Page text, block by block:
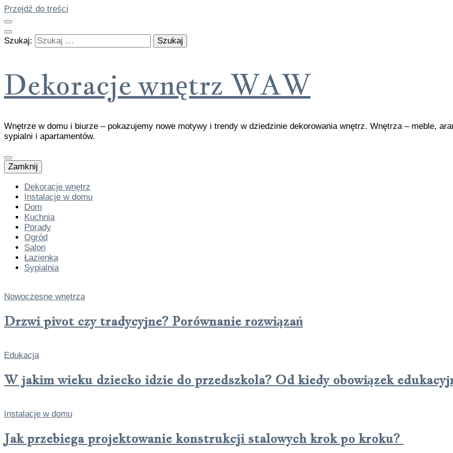
Przejdź do treści
Szukaj:
Dekoracje wnętrz WAW
Wnętrze w domu i biurze – pokazujemy nowe motywy i trendy w dziedzinie dekorowania wnętrz. Wnętrza – meble,
sypialni i apartamentów.
Zamknij
Dekoracje wnętrz
Instalacje w domu
Dom
Kuchnia
Porady
Ogród
Salon
Łazienka
Sypialnia
Nowoczesne wnętrza
Drzwi pivot czy tradycyjne? Porównanie rozwiązań
Edukacja
W jakim wieku dziecko idzie do przedszkola? Od kiedy obowiązek
Instalacje w domu
Jak przebiega projektowanie konstrukcji stalowych krok po kroku?